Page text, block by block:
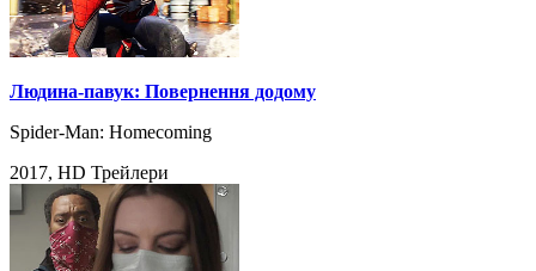
Людина-павук: Повернення додому
Spider-Man: Homecoming
2017, HD Трейлери